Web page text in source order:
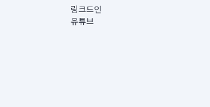
링크드인
유튜브